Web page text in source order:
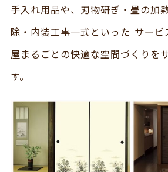
手入れ用品や、刃物研ぎ・畳の加
除・内装工事一式といった サー
屋まるごとの快適な空間づくりを
す。